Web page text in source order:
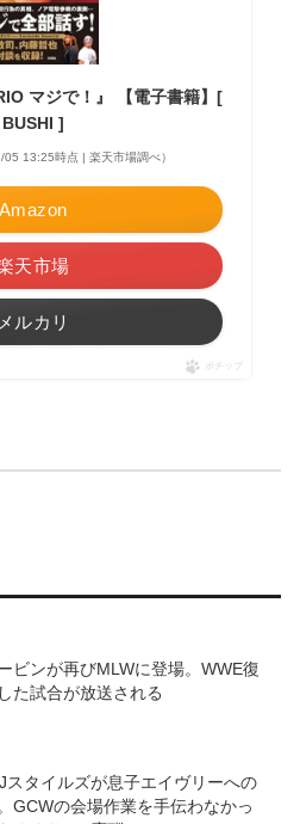
マジで！』 【電子書籍】[
BUSHI ]
05 13:25時点 | 楽天市場調べ）
Amazon
天市場
メルカリ
ポチップ
ビンが再びMLWに登場。WWE復
た試合が放送される
スタイルズが息子エイヴリーへの
GCWの会場作業を手伝わなかっ